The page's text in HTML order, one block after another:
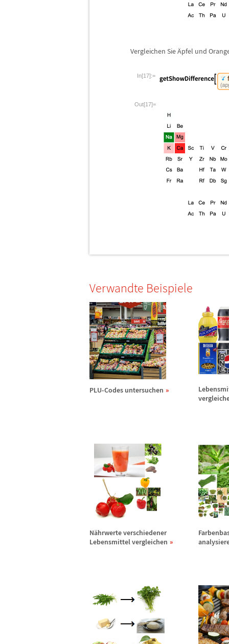
Vergleichen SieÄpfel und
In[17]:=
Out[17]=
Verwandte Beispiele
PLU-Codes untersuchen
Nährwerte verschiedener
Lebensmittel vergleichen